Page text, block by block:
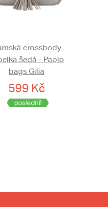
crossbody
šedá - Paolo
bags Gilia
599 Kč
poslední!